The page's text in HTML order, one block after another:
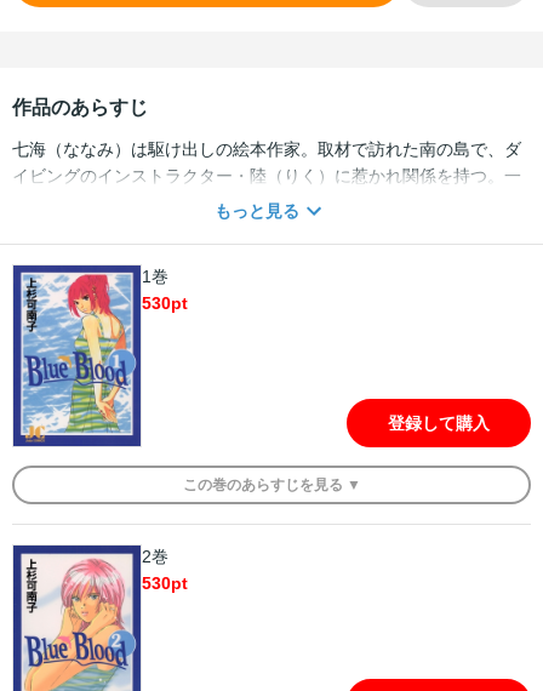
作品のあらすじ
七海（ななみ）は駆け出しの絵本作家。取材で訪れた南の島で、ダ
イビングのインストラクター・陸（りく）に惹かれ関係を持つ。一
夜限りの情事と思ったが…!?もっと見る
1巻
530pt
登録して購入
この巻のあらすじを 見る ▼
2巻
530pt